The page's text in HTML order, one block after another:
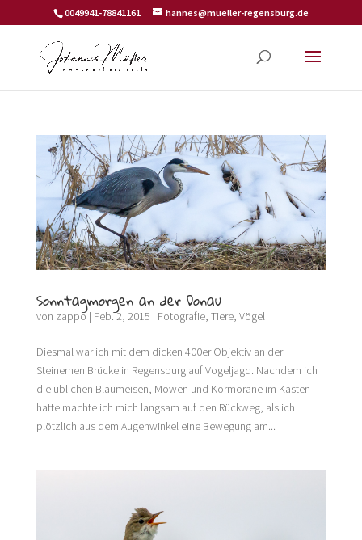
0049941-78841161 hannes@mueller-regensburg.de
Sonntagmorgen an der Donau
von zappo| Feb. 2, 2015 | Fotografie, Tiere, Vögel
Diesmal war ich mit dem dicken 400er Objektiv an der
Steinernen Brücke in Regensburg auf Vogeljagd. Nachdem ich
die üblichen Blaumeisen, Möwen und Kormorane im Kasten
hatte machte ich mich langsam auf den Rückweg, als ich
plötzlich aus dem Augenwinkel eine Bewegung am...